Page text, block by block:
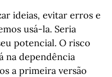
ideias, evitar erros e
usá-la. Seria
potencial. O risco
na dependência
a primeira versão